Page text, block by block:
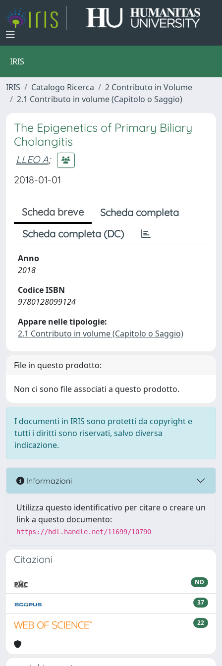
IRIS
IRIS Catalogo Ricerca
2 Contributo in Volume
2.1 Contributo in volume (Capitolo o Saggio)
The Epigenetics of Primary Biliary
Cholangitis
LLEO A;
2018-01-01
Scheda breve
Scheda completa
Scheda completa (DC)
Anno
2018
Codice ISBN
9780128099124
Appare nelle tipologie:
2.1 Contributo in volume (Capitolo o Saggio)
File in questo prodotto:
Non ci sono file associati a questo prodotto.
I documenti in IRIS sono protetti da copyright e
tutti i diritti sono riservati, salvo diversa
indicazione.
Informazioni
Utilizza questo identificativo per citare o creare un
link a questo documento:
https://hdl.handle.net/11699/10790
Citazioni
ND
37
22